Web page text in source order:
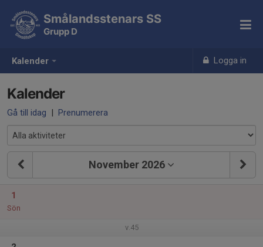
Kalender Logga in
Smålandsstenars SS
Grupp D
Kalender
Gå till idag | Prenumerera
November 2026
1
Sön
v.45